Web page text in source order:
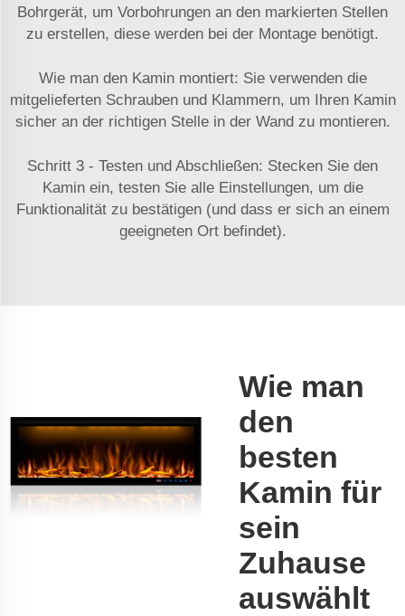
Bohrgerät, um Vorbohrungen an den markierten Stellen
zu erstellen, diese werden bei der Montage benötigt.
Wie man den Kamin montiert: Sie verwenden die
mitgelieferten Schrauben und Klammern, um Ihren Kamin
sicher an der richtigen Stelle in der Wand zu montieren.
Schritt 3 - Testen und Abschließen: Stecken Sie den
Kamin ein, testen Sie alle Einstellungen, um die
Funktionalität zu bestätigen (und dass er sich an einem
geeigneten Ort befindet).
Wie man
den
besten
Kamin für
sein
Zuhause
auswählt